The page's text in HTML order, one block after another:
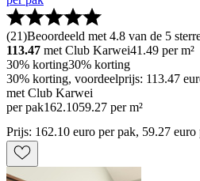
(21)Beoordeeld met 4.8 van de 5
113.47 met Club Karwei41.49 per m²
30% korting30% korting
30% korting, voordeelprijs: 113.47
met Club Karwei
per pak162.1059.27 per m²
Prijs: 162.10 euro per pak, 59.27 euro